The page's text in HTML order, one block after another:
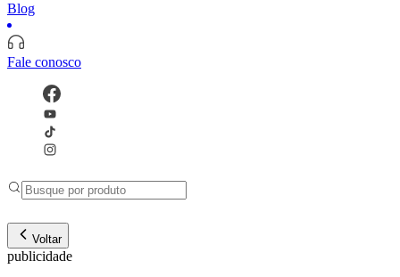
Blog
Fale conosco
Voltar
publicidade